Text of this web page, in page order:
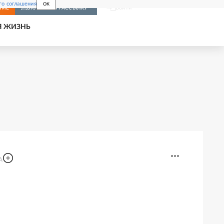
соглашения OK
ВКЛЮЧИТЬ РАССЫЛКУ
ЖИЗНЬ